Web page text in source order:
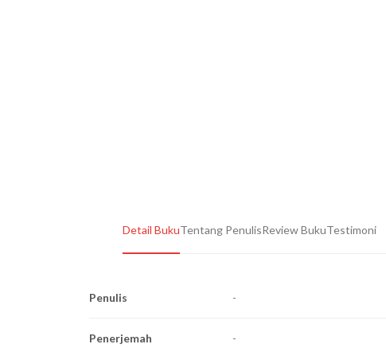
Detail BukuTentang PenulisReview BukuTestimoni
Penulis -
Penerjemah -